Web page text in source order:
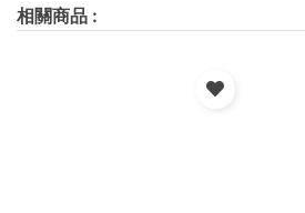
相關商品 :